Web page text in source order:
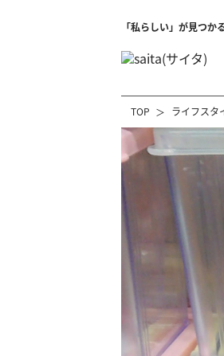
「私らしい」が見つ
TOP ライフスタ